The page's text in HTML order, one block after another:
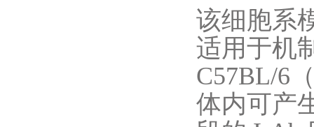
该细胞系
适用于机
C57BL/6
体内可产